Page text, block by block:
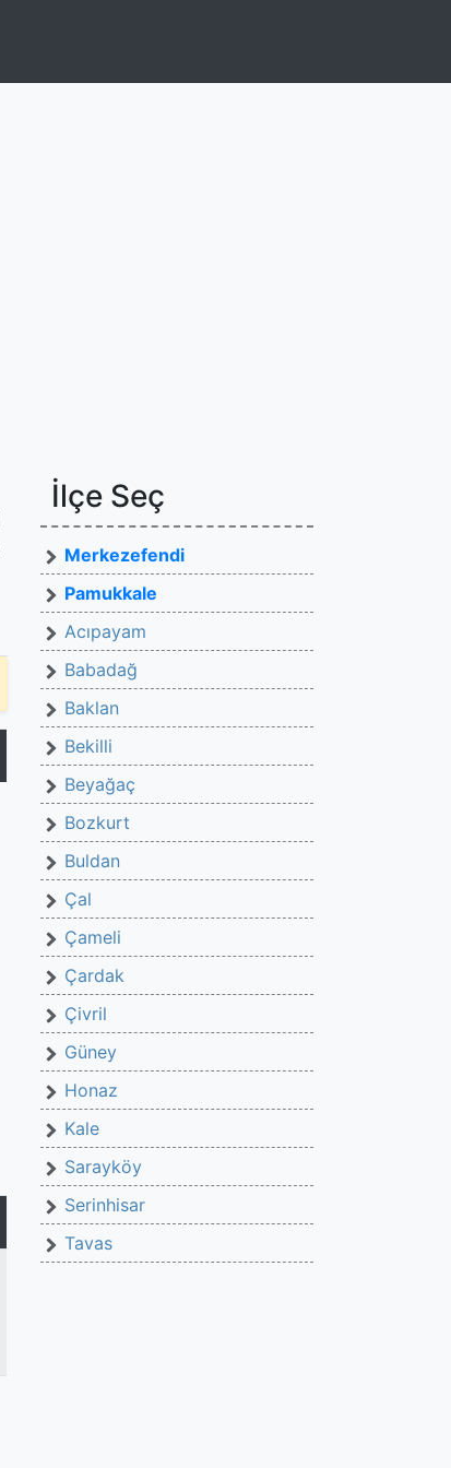
İlçe Seç
Merkezefendi
Pamukkale
Acıpayam
Babadağ
Baklan
Bekilli
Beyağaç
Bozkurt
Buldan
Çal
Çameli
Çardak
Çivril
Güney
Honaz
Kale
Sarayköy
Serinhisar
Tavas